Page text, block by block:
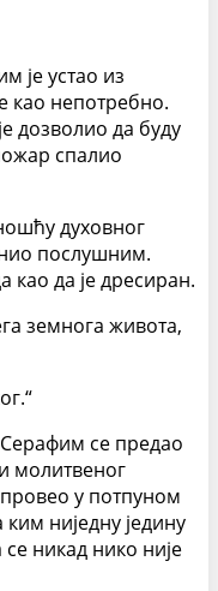
је устао из
као непотребно.
дозволио да буду
спалио
духовног
послушним.
као да је дресиран.
земнога живота,
се предао
молитвеног
у потпуном
ниједну једину
никад нико није